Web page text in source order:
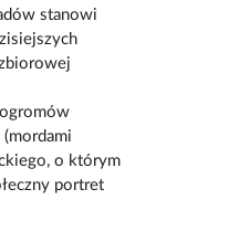
stanowi
o którym
portret